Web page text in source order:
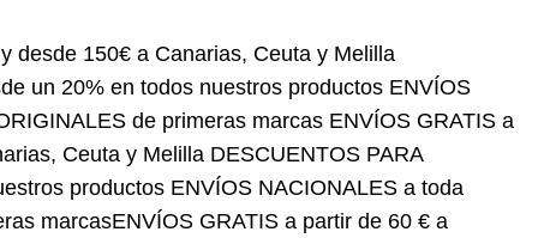
a Canarias, Ceuta y MelillaDESCUENTOS PARA
ENVÍOS NACIONALES a toda España
GRATIS a partir de 60 € a península y desde 150€
desde un 20% en todos nuestros
ORIGINALES de primeras marcasENVÍOS
Ceuta y MelillaDESCUENTOS PARA